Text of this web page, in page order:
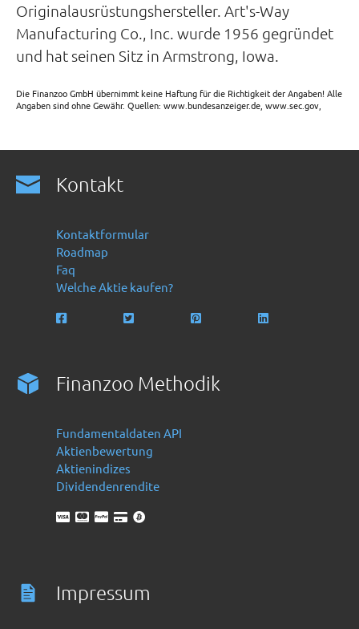
Originalausrüstungshersteller. Art's-Way
Manufacturing Co., Inc. wurde 1956 gegründet
und hat seinen Sitz in Armstrong, Iowa.
Die Finanzoo GmbH übernimmt keine Haftung für die Richtigkeit der Angaben! Alle
Angaben sind ohne Gewähr. Quellen: www.bundesanzeiger.de, www.sec.gov,
Kontakt
Kontaktformular
Roadmap
Faq
Welche Aktie kaufen?
Finanzoo Methodik
Fundamentaldaten API
Aktienbewertung
Aktienindizes
Dividendenrendite
Impressum